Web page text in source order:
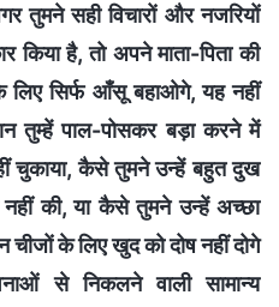
तुमने सही विचारों और नजरियों
है, तो अपने माता-पिता की
सिर्फ आँसू बहाओगे, यह नहीं
तुम्हें पाल-पोसकर बड़ा करने में
चुकाया, कैसे तुमने उन्हें बहुत दुख
की, या कैसे तुमने उन्हें अच्छा
के लिए खुद को दोष नहीं दोगे
से निकलने वाली सामान्य